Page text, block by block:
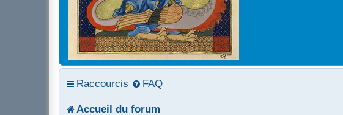
Raccourcis FAQ
Accueil du forum